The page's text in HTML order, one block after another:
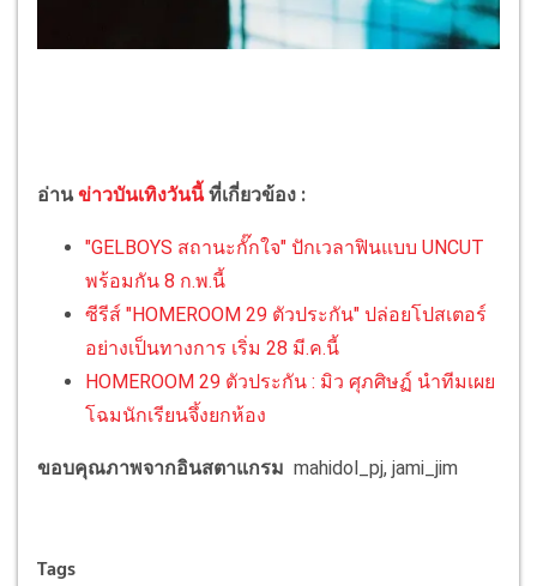
อ่านข่าวบันเทิงวันนี้ ที่เกี่ยวข้อง :
"GELBOYS สถานะกั๊กใจ" ปักเวลาฟินแบบ UNCUT
พร้อมกัน 8 ก.พ.นี้
ซีรีส์ "HOMEROOM 29 ตัวประกัน" ปล่อยโปสเตอร์
อย่างเป็นทางการ เริ่ม 28 มี.ค.นี้
HOMEROOM 29 ตัวประกัน : มิว ศุภศิษฏ์ นำทีมเผย
โฉมนักเรียนจึ้งยกห้อง
ขอบคุณภาพจากอินสตาแกรม mahidol_pj, jami_jim
Tags